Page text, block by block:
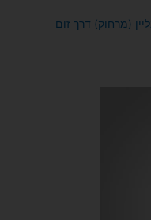
(מרחוק) דרך זום